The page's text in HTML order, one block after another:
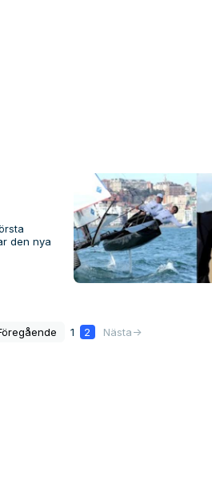
den nya
1 2 Nästa->